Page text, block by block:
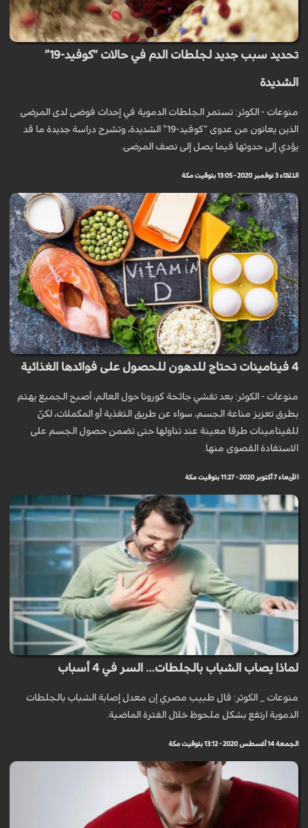
تحديد سبب جديد لجلطات الدم في حالات “كوفيد-19”
الشديدة
منوعات - الكوثر: تستمر الجلطات الدموية في إحداث فوضى لدى المرضى
الذين يعانون من عدوى “كوفيد-19” الشديدة، وتشرح دراسة جديدة ما قد
يؤدي إلى حدوثها فيما يصل إلى نصف المرضى.
الثلاثاء 3 نوفمبر 2020 - 13:05 بتوقيت مكة
4 فيتامينات تحتاج للدهون للحصول على فوائدها الغذائية
منوعات - الكوثر: بعد تفشي جائحة كورونا حول العالم، أصبح الجميع يهتم
بطرق تعزيز مناعة الجسم، سواء عن طريق التغذية أو المكملات، لكنّ
للفيتامينات طرقا معينة عند تناولها حتى تضمن حصول الجسم على
الاستفادة القصوى منها.
الأربعاء 7 أكتوبر 2020 - 11:27 بتوقيت مكة
لماذا يصاب الشباب بالجلطات… السر في 4 أسباب
منوعات _ الكوثر: قال طبيب مصري إن معدل إصابة الشباب بالجلطات
الدموية ارتفع بشكل ملحوظ خلال الفترة الماضية.
الجمعة 14 أغسطس 2020 - 13:12 بتوقيت مكة